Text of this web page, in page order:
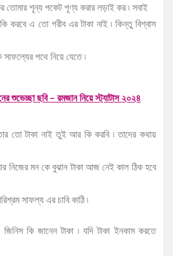
কর তোমার শূন্য পকেট পূণ্য করার লড়াই কর ৷ সবাই
করবে এ তো গরীব এর টাকা নাই ৷ কিন্তু বিশ্বাস
পথে নিয়ে যেতে ৷
শুভেচ্ছা ছবি – রমজান নিয়ে স্ট্যাটাস ২০২৪
তো টাকা নাই তুই আর কি করবি ৷ তাদের কথায়
নিজের মন কে বুঝান টাকা আজ নেই কাল ঠিক হবে
সাফল্য এর চাবি কাঠি ৷
কি জানেন টাকা ৷ যদি টাকা ইনকাম করতে